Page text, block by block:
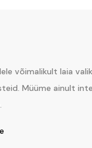
võimalikult laia
Müüme ainult